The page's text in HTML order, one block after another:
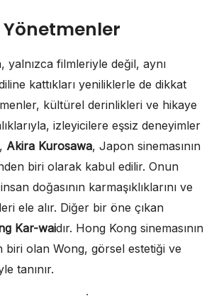
Yönetmenler
yalnızca filmleriyle değil, aynı
kattıkları yeniliklerle de dikkat
kültürel derinlikleri ve hikaye
izleyicilere eşsiz deneyimler
Akira Kurosawa, Japon sinemasının
biri olarak kabul edilir. Onun
doğasının karmaşıklıklarını ve
ele alır. Diğer bir öne çıkan
Kar-waidır. Hong Kong sinemasının
biri olan Wong, görsel estetiği ve
tanınır.